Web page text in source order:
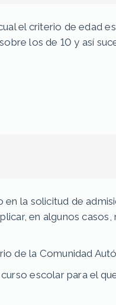
el criterio de edad
los de 10 y así
la solicitud de
en algunos
de la Comunidad
escolar para el